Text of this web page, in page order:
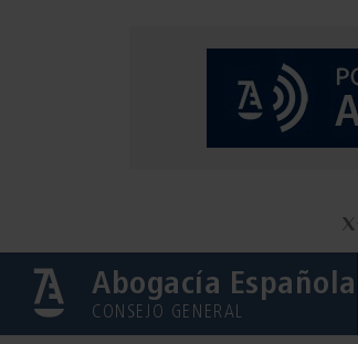
Abogacía Española
CONSEJO GENERAL